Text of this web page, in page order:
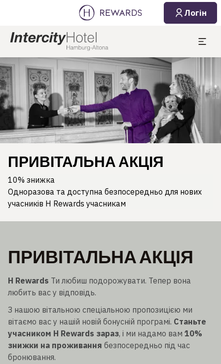
Логін
Слайд 1 з 1
ПРИВІТАЛЬНА АКЦІЯ
10% знижка
Одноразова та доступна безпосередньо для нових
учасників H Rewards учасникам
ПРИВІТАЛЬНА АКЦІЯ
H Rewards Ти любиш подорожувати. Тепер вона
любить вас у відповідь.
З нашою вітальною спеціальною пропозицією ми
вітаємо вас у нашій новій бонусній програмі. Станьте
учасником H Rewards зараз, і ми надамо вам 10%
знижки на проживання безпосередньо під час
бронювання.